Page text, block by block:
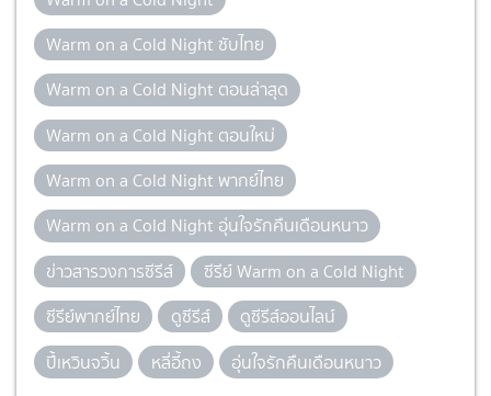
Warm on a Cold Night ซับไทย
Warm on a Cold Night ตอนล่าสุด
Warm on a Cold Night ตอนใหม่
Warm on a Cold Night พากย์ไทย
Warm on a Cold Night อุ่นใจรักคืนเดือนหนาว
ข่าวสารวงการซีรีส์
ซีรีย์ Warm on a Cold Night
ซีรีย์พากย์ไทย
ดูซีรีส์
ดูซีรีส์ออนไลน์
ปี้เหวินจวิ้น
หลี่อี้ถง อุ่นใจรักคืนเดือนหนาว